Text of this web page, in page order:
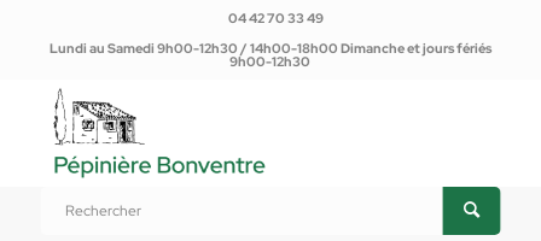
04 42 70 33 49
Lundi au Samedi 9h00-12h30 / 14h00-18h00 Dimanche et jours fériés
9h00-12h30
Plantes potagères et Aromatiques